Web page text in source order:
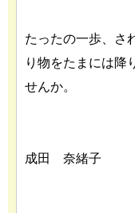
たったの一歩、さ
り物をたまには降
せんか。
成田 奈緒子